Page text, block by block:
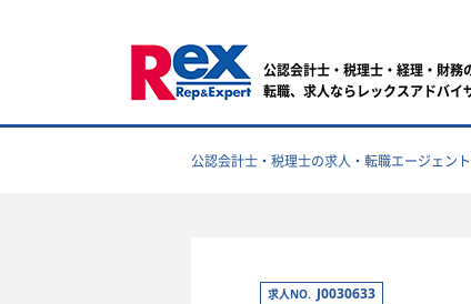
公認会計士・税理士・経理・財務
転職、求人ならレックスアドバイ
公認会計士・税理士の求人・転職エージェン
求人NO. J0030633